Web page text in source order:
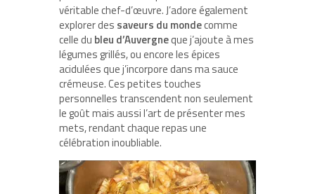
véritable chef-d’œuvre. J’adore également
explorer des saveurs du mondecomme
celle du bleu d’Auvergneque j’ajoute à mes
légumes grillés, ou encore les épices
acidulées que j’incorpore dans ma sauce
crémeuse. Ces petites touches
personnelles transcendent non seulement
le goût mais aussi l’art de présenter mes
mets, rendant chaque repas une
célébration inoubliable.